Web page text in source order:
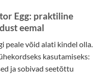
Egg: praktiline
eemal
peale võid alati kindel olla.
kasutamiseks:
ja sobivad seetõttu